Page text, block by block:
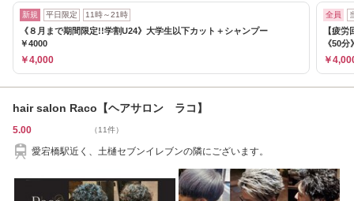
新規 平日限定 11時～21時
《８月まで期間限定!!学割U24》大学生以下カット＋シャンプー
￥4000
￥4,000
全員
【疲
《50
￥
hair salon Raco【ヘアサロン ラコ】
5.00 （11件）
愛宕橋駅近く、土樋セブンイレブンの隣にございます。